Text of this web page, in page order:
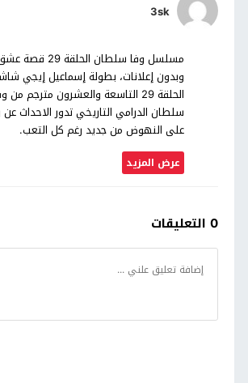
3sk
وبدون إعلانات، بطولة إسماعيل إيجي
سلطان الدرامي التاريخي تدور
على النهوض من جديد رغم كل التعب.
عرض المزيد
0 التعليقات